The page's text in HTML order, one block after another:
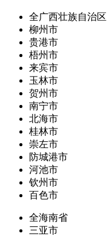
全广西壮族自治区
柳州市
贵港市
梧州市
来宾市
玉林市
贺州市
南宁市
北海市
桂林市
崇左市
防城港市
河池市
钦州市
百色市
全海南省
三亚市